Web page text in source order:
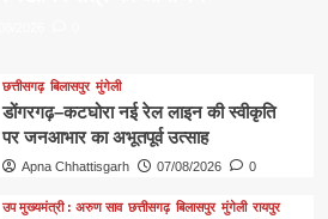
छत्तीसगढ़ बिलासपुर मुंगेली
डोंगरगढ़–कटघोरा नई रेल लाइन की स्वीकृति
पर जनआभार का अभूतपूर्व उत्साह
Apna Chhattisgarh 07/08/2026 0
उप मुख्यमंत्री : अरुण साव छत्तीसगढ़ बिलासपुर मुंगेली रायपुर